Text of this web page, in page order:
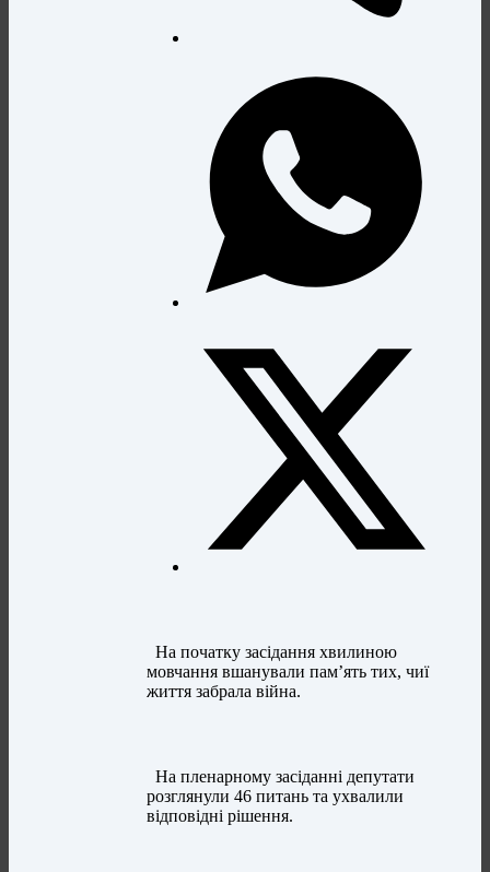
На початку засідання хвилиною
мовчання вшанували пам’ять тих, чиї
життя забрала війна.
На пленарному засіданні депутати
розглянули 46 питань та ухвалили
відповідні рішення.